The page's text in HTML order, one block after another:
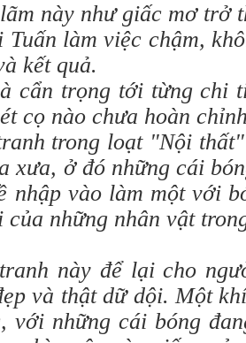
này như giấc mơ trở
Tuấn làm việc chậm,
kết quả.
cẩn trọng tới từng chi
cọ nào chưa hoàn
trong loạt "Nội
xưa, ở đó những cái
nhập vào làm một với
của những nhân vật
này để lại cho
và thật dữ dội. Một
với những cái bóng